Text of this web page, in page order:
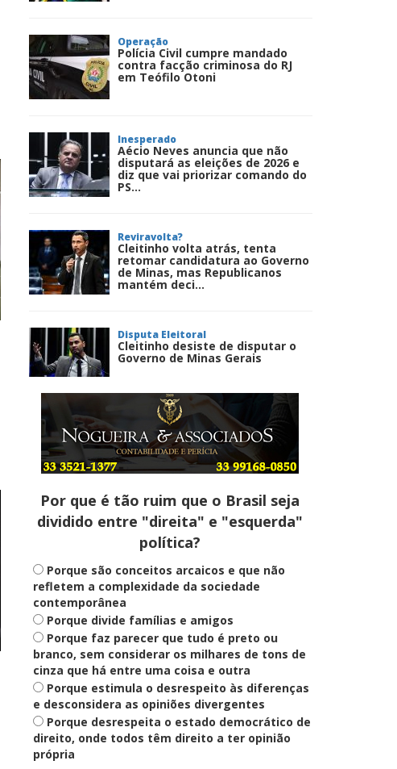
Operação
Polícia Civil cumpre mandado
contra facção criminosa do RJ
em Teófilo Otoni
Inesperado
Aécio Neves anuncia que não
disputará as eleições de 2026 e
diz que vai priorizar comando do
PS...
Reviravolta?
Cleitinho volta atrás, tenta
retomar candidatura ao Governo
de Minas, mas Republicanos
mantém deci...
Disputa Eleitoral
Cleitinho desiste de disputar o
Governo de Minas Gerais
Entenda
Pix Pensão Alimentícia: entenda
o que é e como solicitar
Saúde Mental
Plataforma oferece escuta em
saúde mental para jovens no SUS
Digital
Definido
PT lança Patrus Ananias como
candidato ao governo de Minas
Gerais
Educação
Fies: pré-selecionados têm até
terça para complementar
Por que é tão ruim que o Brasil seja
dividido entre "direita" e "esquerda"
política?
Porque são conceitos arcaicos e que não
refletem a complexidade da sociedade
contemporânea
Porque divide famílias e amigos
Porque faz parecer que tudo é preto ou
branco, sem considerar os milhares de tons de
cinza que há entre uma coisa e outra
Porque estimula o desrespeito às diferenças
e desconsidera as opiniões divergentes
Porque desrespeita o estado democrático de
direito, onde todos têm direito a ter opinião
própria